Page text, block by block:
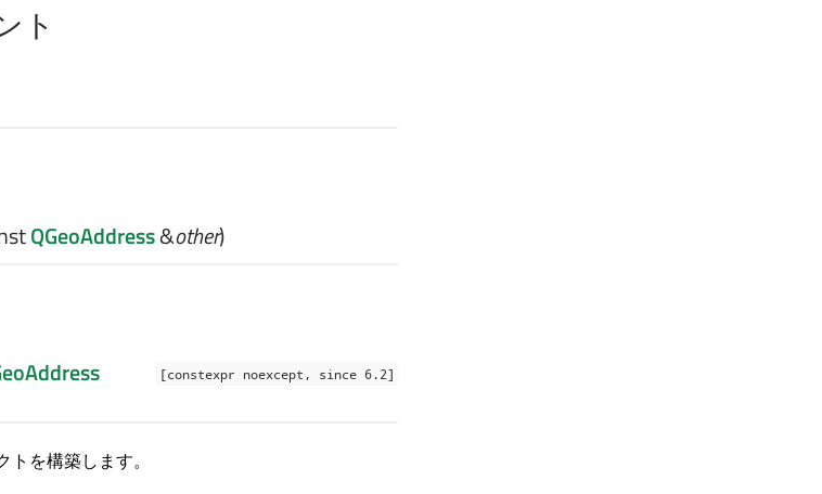
ト
QGeoAddress&other)
[constexpr noexcept, since 6.2]
を構築します。